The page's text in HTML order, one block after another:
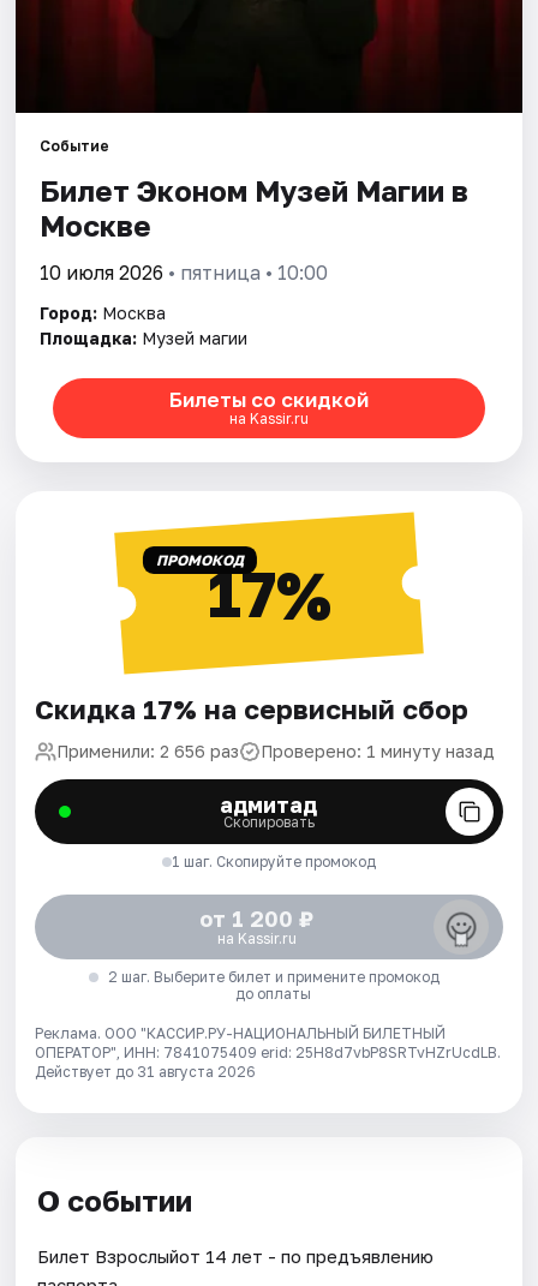
Событие
Билет Эконом Музей Магии в
Москве
10 июля 2026 • пятница • 10:00
Город: Москва
Площадка: Музей магии
Билеты со скидкой
на Kassir.ru
ПРОМОКОД17%
Скидка 17% на сервисный сбор
Применили: 2 656 раз Проверено: 1 минуту назад
адмитад
Скопировать
1 шаг. Скопируйте промокод
от 1 200 ₽
на Kassir.ru
2 шаг. Выберите билет и примените промокод
до оплаты
Реклама. ООО "КАССИР.РУ-НАЦИОНАЛЬНЫЙ БИЛЕТНЫЙ
ОПЕРАТОР", ИНН: 7841075409 erid: 25H8d7vbP8SRTvHZrUcdLB.
Действует до 31 августа 2026
О событии
Билет Взрослыйот 14 лет - по предъявлению